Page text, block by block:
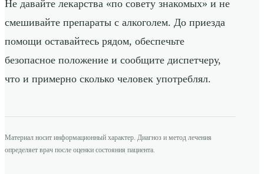
Не давайте лекарства «по совету знакомых» и не
смешивайте препараты с алкоголем. До приезда
помощи оставайтесь рядом, обеспечьте
безопасное положение и сообщите диспетчеру,
что и примерно сколько человек употреблял.
Материал носит информационный характер. Диагноз и метод лечения
определяет врач после оценки состояния пациента.